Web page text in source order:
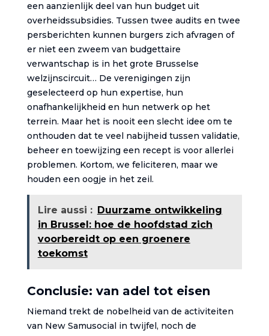
een aanzienlijk deel van hun budget uit
overheidssubsidies. Tussen twee audits en twee
persberichten kunnen burgers zich afvragen of
er niet een zweem van budgettaire
verwantschap is in het grote Brusselse
welzijnscircuit… De verenigingen zijn
geselecteerd op hun expertise, hun
onafhankelijkheid en hun netwerk op het
terrein. Maar het is nooit een slecht idee om te
onthouden dat te veel nabijheid tussen validatie,
beheer en toewijzing een recept is voor allerlei
problemen. Kortom, we feliciteren, maar we
houden een oogje in het zeil.
Lire aussi : Duurzame ontwikkeling
in Brussel: hoe de hoofdstad zich
voorbereidt op een groenere
toekomst
Conclusie: van adel tot eisen
Niemand trekt de nobelheid van de activiteiten
van New Samusocial in twijfel, noch de